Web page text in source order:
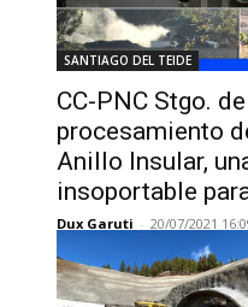
SANTIAGO DEL TEIDE
CC-PNC Stgo.
procesamiento
Anillo Insular,
insoportable
Dux Garuti - 20/07/2021